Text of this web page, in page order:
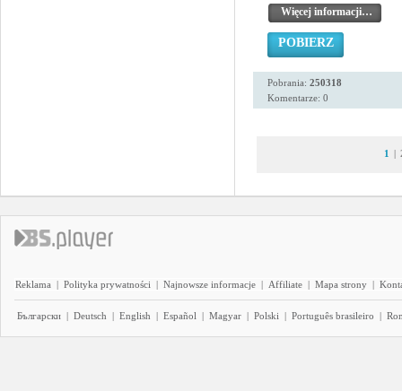
Więcej informacji…
POBIERZ
Pobrania: 250318
Komentarze: 0
1 |
Reklama | Polityka prywatności | Najnowsze informacje | Affiliate | Mapa strony |
Български | Deutsch | English | Español | Magyar | Polski | Português brasileiro |